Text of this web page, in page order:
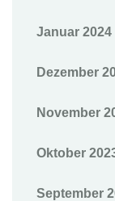
Januar 2024
Dezember
November
Oktober
September